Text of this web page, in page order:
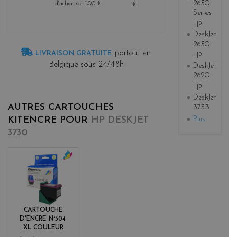
d'achat de 1,00 €.
€.
LIVRAISON GRATUITE partout en
Belgique sous 24/48h
AUTRES CARTOUCHES
KITENCRE POUR HP DESKJET
3730
CARTOUCHE
D'ENCRE N°304
XL COULEUR
l
o
r
s
2630
Series
HP
DeskJet
2630
HP
DeskJet
2620
HP
DeskJet
3733
Plus